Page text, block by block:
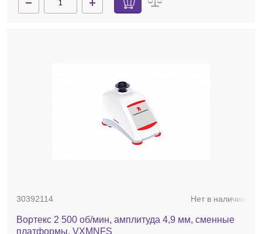
30392114 Нет в наличии
Вортекс 2 500 об/мин, амплитуда 4,9 мм, сменные
платформы, VXMNFS